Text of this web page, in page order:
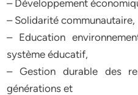
– Développement
– Solidarité communautaire,
– Education
système éducatif,
– Gestion durable des
générations et